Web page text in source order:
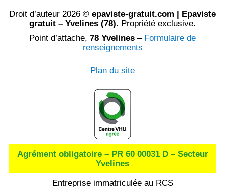
Droit d’auteur 2026 © epaviste-gratuit.com | Epaviste
gratuit – Yvelines (78). Propriété exclusive.
Point d’attache, 78 Yvelines – Formulaire de
renseignements
Plan du site
Agrément obligatoire – PR 60 00031 D – Secteur
Yvelines
Entreprise immatriculée au RCS